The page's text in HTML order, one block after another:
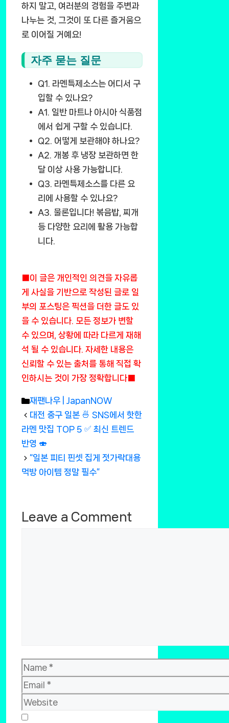
하지 말고, 여러분의 경험을 주변과
나누는 것, 그것이 또 다른 즐거움으
로 이어질 거예요!
자주 묻는 질문
Q1. 라멘특제소스는 어디서 구
입할 수 있나요?
A1. 일반 마트나 아시아 식품점
에서 쉽게 구할 수 있습니다.
Q2. 어떻게 보관해야 하나요?
A2. 개봉 후 냉장 보관하면 한
달 이상 사용 가능합니다.
Q3. 라멘특제소스를 다른 요
리에 사용할 수 있나요?
A3. 물론입니다! 볶음밥, 찌개
등 다양한 요리에 활용 가능합
니다.
■이 글은 개인적인 의견을 자유롭
게 사실을 기반으로 작성된 글로 일
부의 포스팅은 픽션을 더한 글도 있
을 수 있습니다. 모든 정보가 변할
수 있으며, 상황에 따라 다르게 재해
석 될 수 있습니다. 자세한 내용은
신뢰할 수 있는 출처를 통해 직접 확
인하시는 것이 가장 정확합니다■
Categories
재팬나우 | JapanNOW
대전 중구 일본 🍜 SNS에서 핫한
라멘 맛집 TOP 5 ✅ 최신 트렌드
반영 🍣
“일본 피티 핀셋 집게 젓가락대용
먹방 아이템 정말 필수”
Leave a Comment
Name
Email
Website